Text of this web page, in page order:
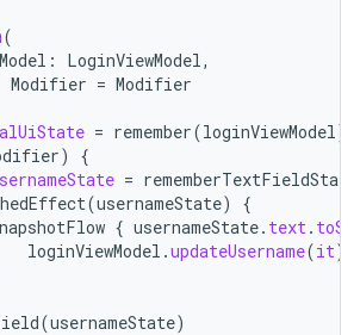
(
: LoginViewModel,
Modifier = Modifier
= remember(loginViewModel)
)
{
= rememberTextFieldState
(usernameState)
{
{ usernameState. text.
loginViewModel .updateUsername(it)
(usernameState)